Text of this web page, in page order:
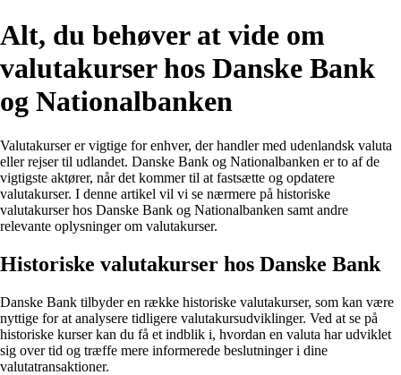
Alt, du behøver at vide om
valutakurser hos Danske Bank
og Nationalbanken
Valutakurser er vigtige for enhver, der handler med udenlandsk valuta
eller rejser til udlandet. Danske Bank og Nationalbanken er to af de
vigtigste aktører, når det kommer til at fastsætte og opdatere
valutakurser. I denne artikel vil vi se nærmere på historiske
valutakurser hos Danske Bank og Nationalbanken samt andre
relevante oplysninger om valutakurser.
Historiske valutakurser hos Danske Bank
Danske Bank tilbyder en række historiske valutakurser, som kan være
nyttige for at analysere tidligere valutakursudviklinger. Ved at se på
historiske kurser kan du få et indblik i, hvordan en valuta har udviklet
sig over tid og træffe mere informerede beslutninger i dine
valutatransaktioner.